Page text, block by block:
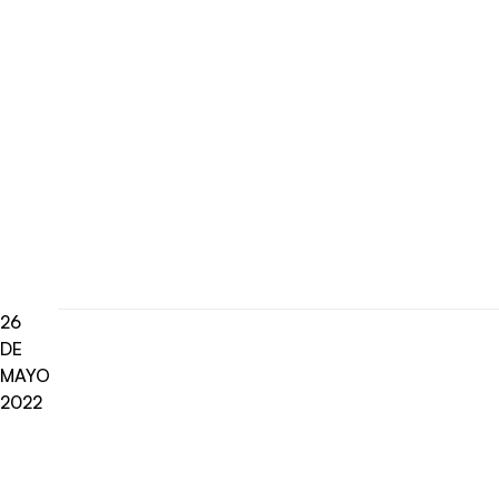
26
DE
MAYO
2022